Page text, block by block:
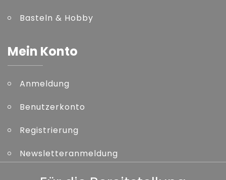
Basteln & Hobby
Mein Konto
Anmeldung
Benutzerkonto
Registrierung
Newsletteranmeldung
Kennwort vergessen